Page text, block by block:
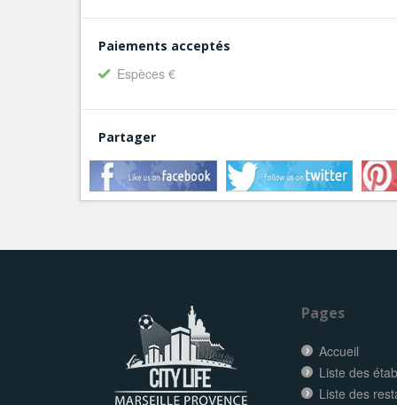
Paiements acceptés
Espèces €
Partager
Pages
Accueil
Liste des
Liste des